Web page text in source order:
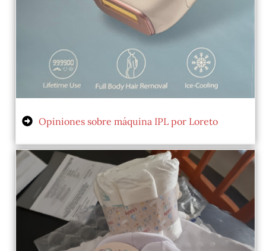
Opiniones sobre máquina IPL por Loreto